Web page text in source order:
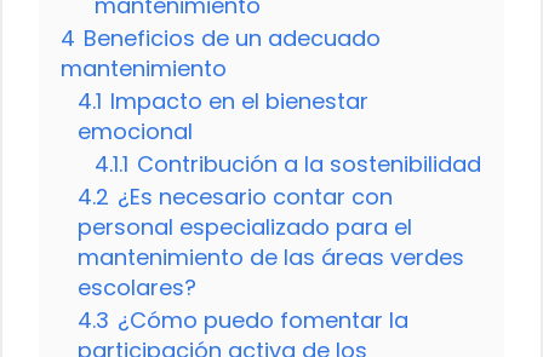
4 Beneficios de un adecuado
mantenimiento
4.1 Impacto en el bienestar
emocional
4.1.1 Contribución a la sostenibilidad
4.2 ¿Es necesario contar con
personal especializado para el
mantenimiento de las áreas verdes
escolares?
4.3 ¿Cómo puedo fomentar la
participación activa de los